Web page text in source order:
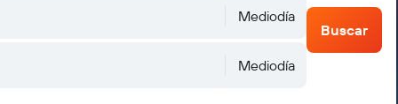
Mediodía
Mediodía
Buscar